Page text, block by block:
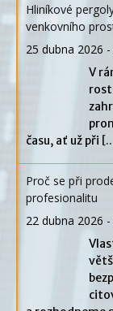
Hliníkové
venkovního
25 dubna 2026 -
V
času, ať už při
Proč se při
profesionalitu
22 dubna 2026 -